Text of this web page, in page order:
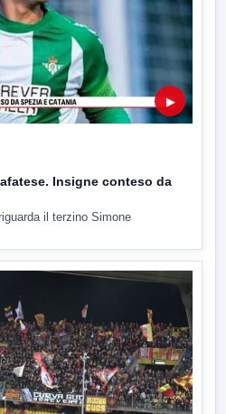
▶
Insigne conteso da
il terzino Simone